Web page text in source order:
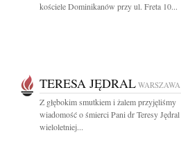
kościele Dominikanów przy ul. Freta 10...
TERESA JĘDRAL WARSZAWA
Z głębokim smutkiem i żalem przyjęliśmy
wiadomość o śmierci Pani dr Teresy Jędral
wieloletniej...